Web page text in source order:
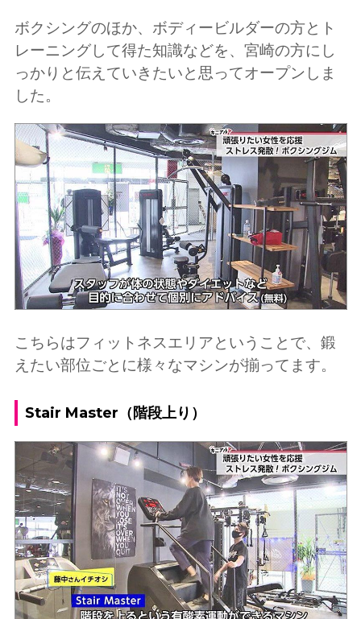
ボクシングのほか、ボディービルダーの方とト
レーニングして得た知識などを、宮崎の方にし
っかりと伝えていきたいと思ってオープンしま
した。
こちらはフィットネスエリアということで、鍛
えたい部位ごとに様々なマシンが揃ってます。
Stair Master（階段上り）